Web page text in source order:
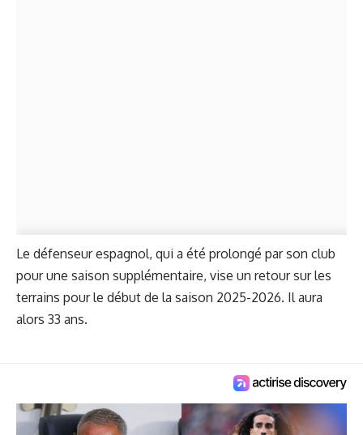
Le défenseur espagnol, qui a été prolongé par son club
pour une saison supplémentaire, vise un retour sur les
terrains pour le début de la saison 2025-2026. Il aura
alors 33 ans.